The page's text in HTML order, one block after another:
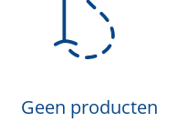
Geen producten